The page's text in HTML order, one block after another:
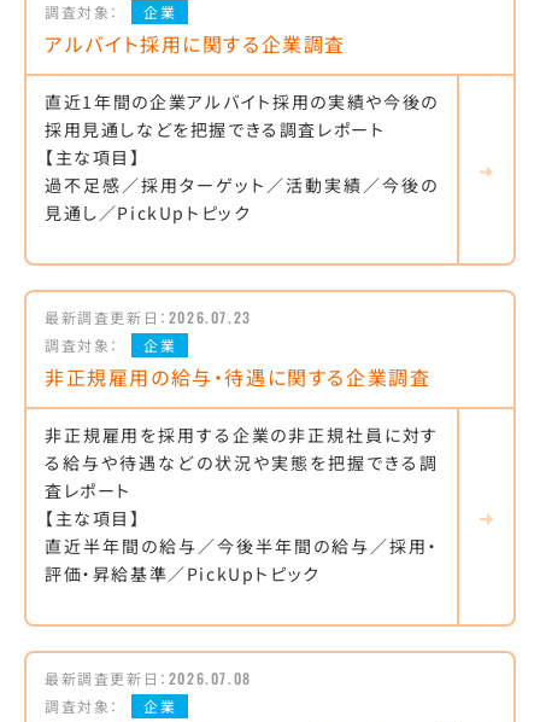
調査対象：
企業
アルバイト採用に関する企業調査
直近1年間の企業アルバイト採用の実績や今後の
採用見通しなどを把握できる調査レポート
【主な項目】
過不足感／採用ターゲット／活動実績／今後の
見通し／PickUpトピック
最新調査更新日： 2026.07.23
調査対象：
企業
非正規雇用の給与・待遇に関する企業調査
非正規雇用を採用する企業の非正規社員に対す
る給与や待遇などの状況や実態を把握できる調
査レポート
【主な項目】
直近半年間の給与／今後半年間の給与／採用・
評価・昇給基準／PickUpトピック
最新調査更新日： 2026.07.08
調査対象：
企業